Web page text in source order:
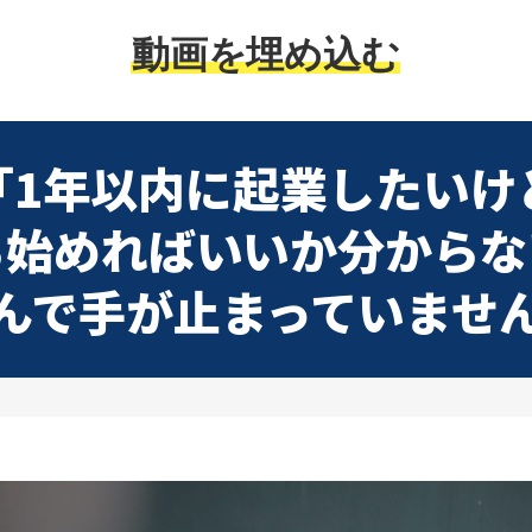
動画を埋め込む
1年以内に起業したいけ
めればいいか分から
で手が止まっていませ